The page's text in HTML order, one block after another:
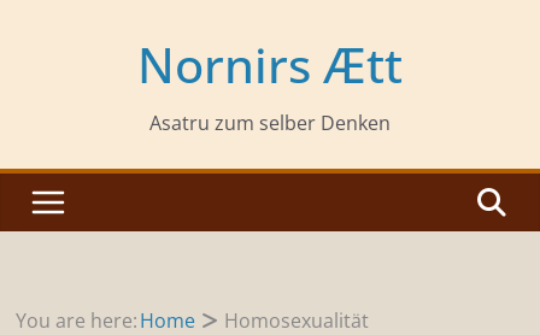
Nornirs Ætt
Asatru zum selber Denken
You are here:Home Homosexualität